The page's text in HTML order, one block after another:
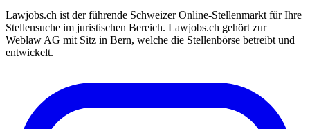
Lawjobs.ch ist der führende Schweizer Online-Stellenmarkt für Ihre
Stellensuche im juristischen Bereich. Lawjobs.ch gehört zur
Weblaw AG mit Sitz in Bern, welche die Stellenbörse betreibt und
entwickelt.